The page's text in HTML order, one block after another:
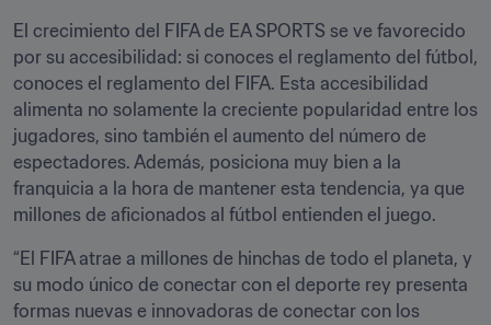
El crecimiento del FIFA de EA SPORTS se ve favorecido
por su accesibilidad: si conoces el reglamento del fútbol,
conoces el reglamento del FIFA. Esta accesibilidad
alimenta no solamente la creciente popularidad entre los
jugadores, sino también el aumento del número de
espectadores. Además, posiciona muy bien a la
franquicia a la hora de mantener esta tendencia, ya que
millones de aficionados al fútbol entienden el juego.
“El FIFA atrae a millones de hinchas de todo el planeta, y
su modo único de conectar con el deporte rey presenta
formas nuevas e innovadoras de conectar con los